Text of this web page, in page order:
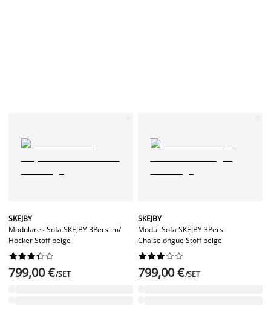
SKEJBY
Modulares Sofa SKEJBY 3Pers. m/
Hocker Stoff beige






799,00 €/SET
SKEJBY
Modul-Sofa SKEJBY 3Pers.
Chaiselongue Stoff beige






799,00 €/SET